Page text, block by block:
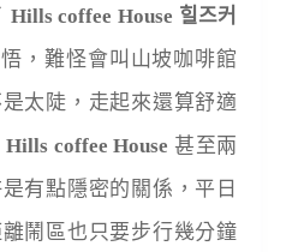
Hills coffee House 힐즈커
，難怪會叫山坡咖啡館
太陡，走起來還算舒適
Hills coffee House 甚至兩
有點隱密的關係，平日
鬧區也只要步行幾分鐘